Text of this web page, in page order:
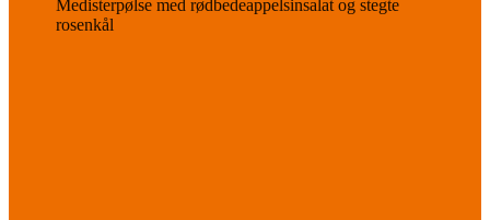
Medisterpølse med rødbedeappelsinsalat og stegte
rosenkål